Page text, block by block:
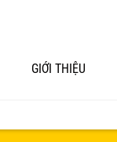
GIỚI THIỆU